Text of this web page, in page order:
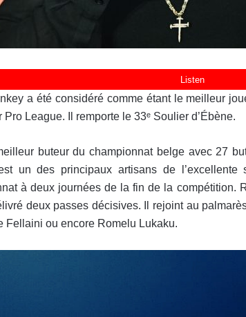
a été considéré comme étant le meilleur
Pro League. Il remporte le 33ᵉ Soulier d’Ébène.
buteur du championnat belge avec 27
un des principaux artisans de
à deux journées de la fin de la compétition.
deux passes décisives. Il rejoint au
Fellaini ou encore Romelu Lukaku.